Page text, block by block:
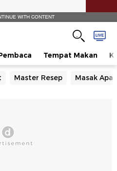
WITH CONTENT
Tempat Makan
Master Resep Masak Apa